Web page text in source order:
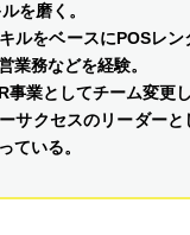
を磨く。
ルをベースにPOSレン
業務などを経験。
業としてチーム変更し
サクセスのリーダーと
ている。